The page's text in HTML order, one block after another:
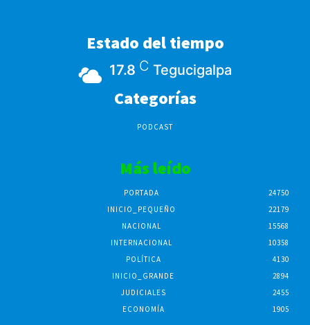
Estado del tiempo
17.8 C Tegucigalpa
Categorías
PODCAST
Más leído
PORTADA
24750
INICIO_PEQUEÑO
22179
NACIONAL
15568
INTERNACIONAL
10358
POLÍTICA
4130
INICIO_GRANDE
2894
JUDICIALES
2455
ECONOMÍA
1905